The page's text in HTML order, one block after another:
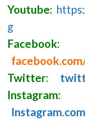
Youtube:
g
Facebook:
Twitter:
Instagram: